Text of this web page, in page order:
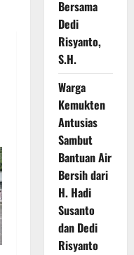
Bersama
Dedi
Risyanto,
S.H.
Warga
Kemukten
Antusias
Sambut
Bantuan Air
Bersih dari
H. Hadi
Susanto
dan Dedi
Risyanto